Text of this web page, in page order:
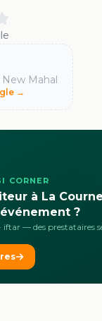
New Mahal
→
CORNER
à La
?
iftar — des prestataires